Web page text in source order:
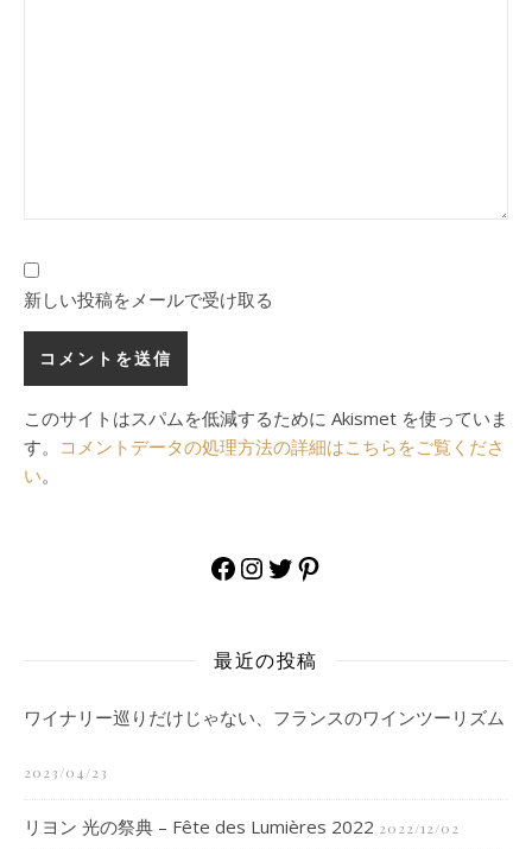
新しい投稿をメールで受け取る
このサイトはスパムを低減するために Akismet を使っていま
す。 コメントデータの処理方法の詳細はこちらをご覧くださ
い。
Facebook
Instagram
TwitterPinterest
最近の投稿
ワイナリー巡りだけじゃない、フランスのワインツーリズム
2023/04/23
リヨン 光の祭典 – Fête des Lumières 2022 2022/12/02